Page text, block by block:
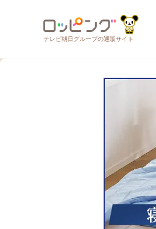
テレビ朝日グループの通販サイト